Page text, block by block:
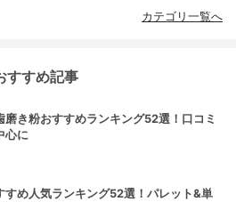
カテゴリ一覧へ
すすめ記事
磨き粉おすすめランキング52選！口コミ
心に
すめ人気ランキング52選！パレット&単